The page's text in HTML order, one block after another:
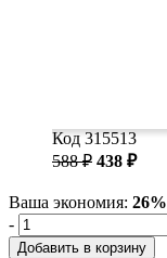
Код 315513
588 ₽ 438 ₽
Ваша экономия: 26%
-
Добавить в корзину